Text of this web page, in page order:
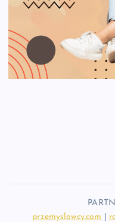
przemyslowcy.com